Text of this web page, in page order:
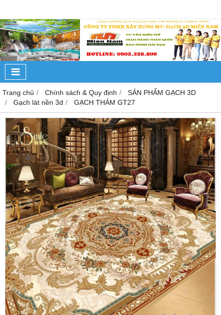
Trang chủ Chính sách & Quy định
SẢN PHẨM GẠCH 3D
Gạch lát nền 3d
GẠCH THẢM GT27